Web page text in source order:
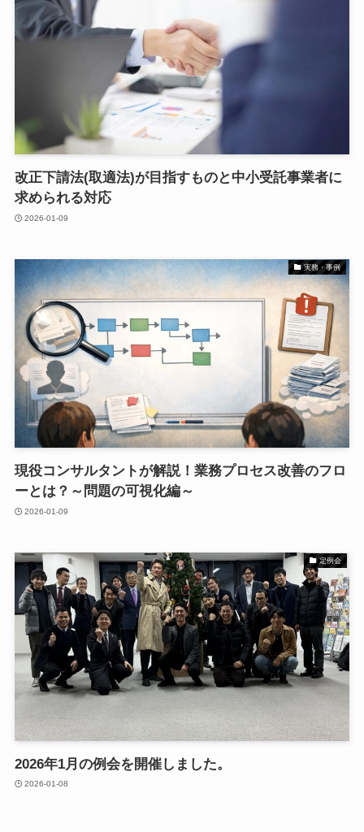
改正下請法(取適法)が目指すものと中小受託事業者に
求められる対応
2026-01-09
実務・事例
現役コンサルタントが解説！業務プロセス改善のフロ
ーとは？～問題の可視化編～
2026-01-09
定例会
2026年1月の例会を開催しました。
2026-01-08